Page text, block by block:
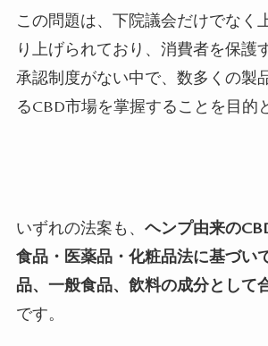
この問題は、下院議会だけでなく
り上げられており、消費者を保護
承認制度がない中で、数多くの製
るCBD市場を掌握することを目的
いずれの法案も、 ヘンプ由来の
食品・医薬品・化粧品法に基づい
品、一般食品、飲料の成分として
です。